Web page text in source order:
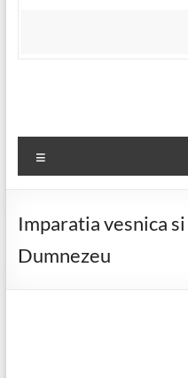
Imparatia vesnica
Dumnezeu